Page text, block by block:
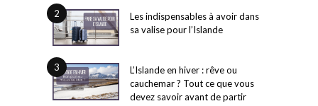
2
Les indispensables à avoir dans
sa valise pour l’Islande
3
L’Islande en hiver : rêve ou
cauchemar ? Tout ce que vous
devez savoir avant de partir